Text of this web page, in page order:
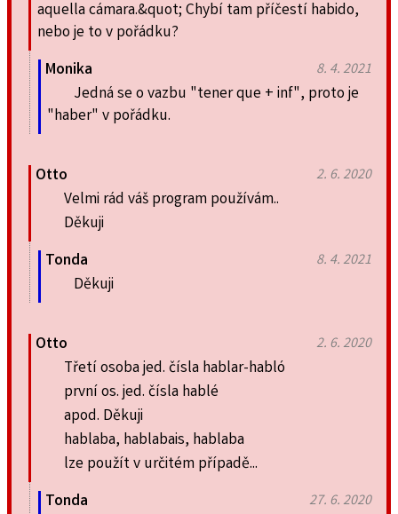
aquella cámara.&quot; Chybí tam příčestí habido,
nebo je to v pořádku?
Monika
8. 4. 2021
Jedná se o vazbu "tener que + inf", proto je
"haber" v pořádku.
Otto 2. 6. 2020
Velmi rád váš program používám..
Děkuji
Tonda
8. 4. 2021
Děkuji
Otto 2. 6. 2020
Třetí osoba jed. čísla hablar-habló
první os. jed. čísla hablé
apod. Děkuji
hablaba, hablabais, hablaba
lze použít v určitém případě...
Tonda
27. 6. 2020